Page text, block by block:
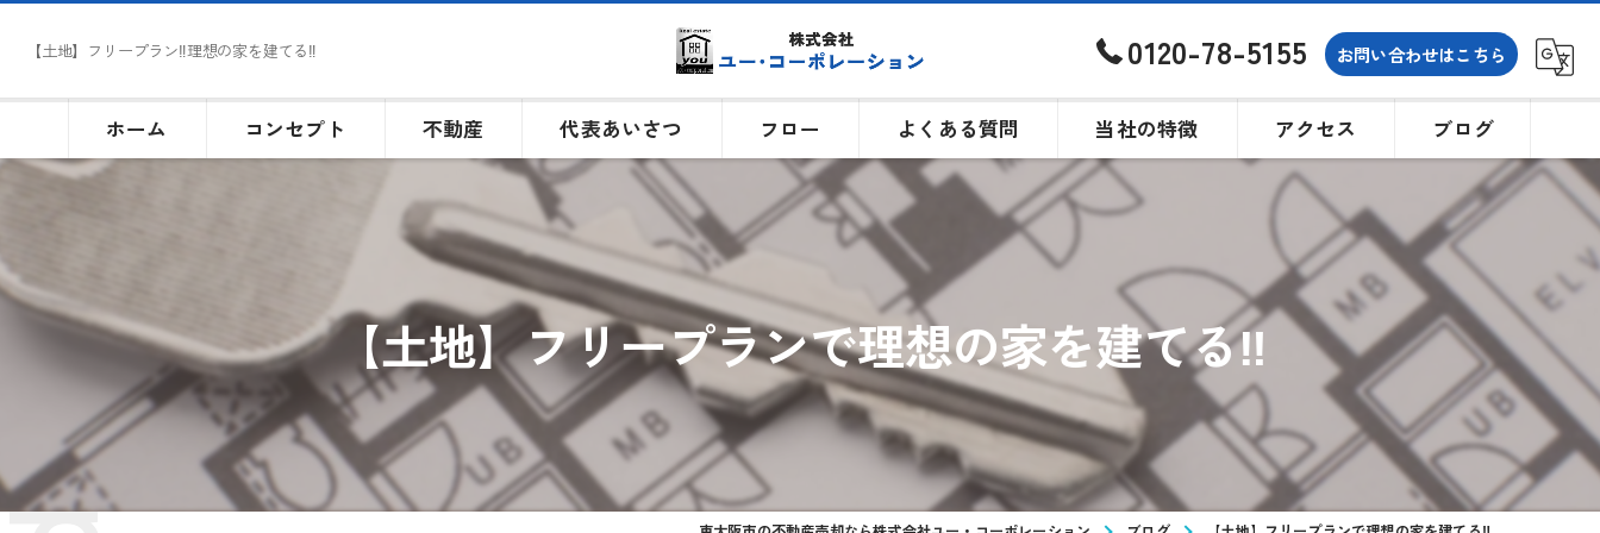
【土地】フリープラン‼理想の家を建てる‼ 0120-78-5155 お問い合わせはこちら
ホーム コンセプト 不動産 代表あいさつ フロー よくある質問 当社の特徴
土地
買取
購入
アクセス ブログ
【土地】フリープランで理想の家を建てる‼